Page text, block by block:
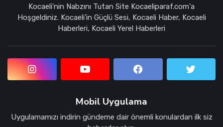
Kocaeli'nin Nabzını Tutan Site Kocaeliparaf.com'a
Hoşgeldiniz. Kocaeli'in Güçlü Sesi, Kocaeli Haber, Kocaeli
Haberleri, Kocaeli Yerel Haberleri
Mobil Uygulama
Uygulamamızı indirin gündeme dair önemli konulardan ilk siz